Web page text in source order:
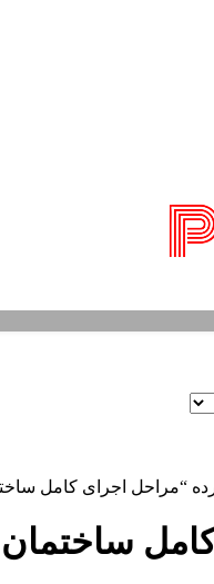
“مراحل اجرای کامل
ساختمان